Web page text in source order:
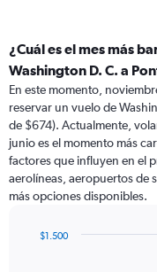
¿Cuál es el mes más
Washington D. C. a
En este momento,
reservar un vuelo de
de $674). Actualmente,
junio es el momento más
factores que influyen en el
aerolíneas, aeropuertos de
más opciones disponibles.
$1.500